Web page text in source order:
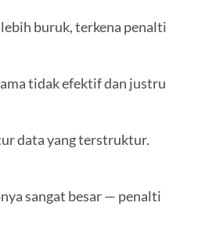
buruk, terkena penalti
tidak efektif dan justru
data yang terstruktur.
sangat besar — penalti